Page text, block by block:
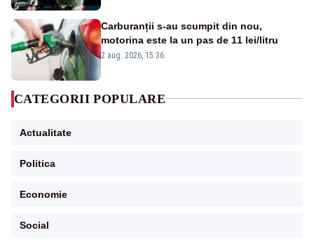
Carburanții s-au scumpit din nou,
motorina este la un pas de 11 lei/litru
2 aug. 2026, 15:36
CATEGORII POPULARE
Actualitate
Politica
Economie
Social